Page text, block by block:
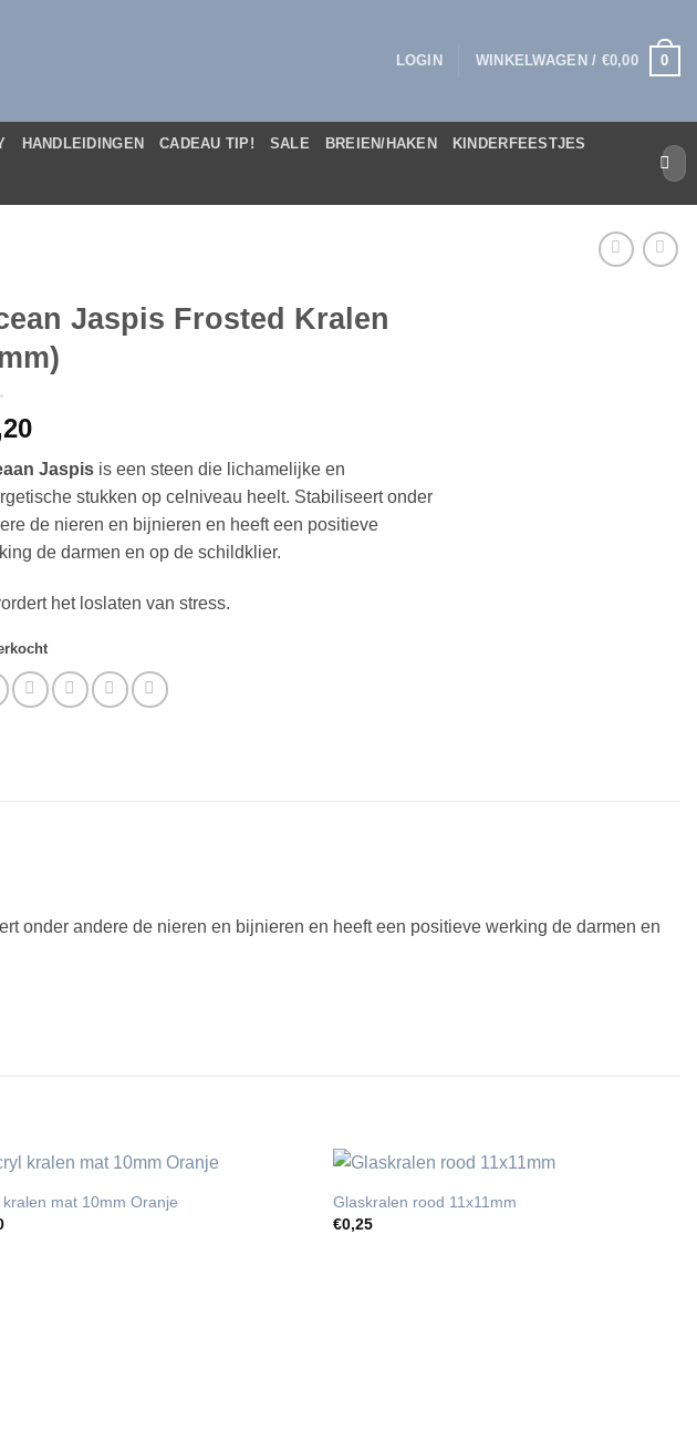
LOGIN WINKELWAGEN / €0,00 0
HANDLEIDINGEN CADEAU TIP! SALE BREIEN/HAKEN KINDERFEESTJES
naar:
Jaspis Frosted Kralen
Jaspis is een steen die lichamelijke en
stukken op celniveau heelt. Stabiliseert onder
de nieren en bijnieren en heeft een positieve
de darmen en op de schildklier.
het loslaten van stress.
onder andere de nieren en bijnieren en heeft een positieve werking de darmen en
kralen mat 10mm Oranje
Glaskralen rood 11x11mm
€0,25